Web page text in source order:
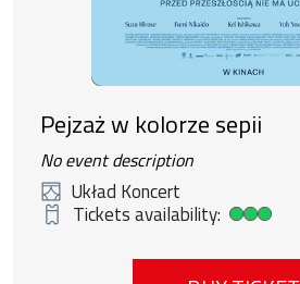
Pejzaż w kolorze sepii
No event description
Układ Koncert
Tickets availability:
High ticket availability